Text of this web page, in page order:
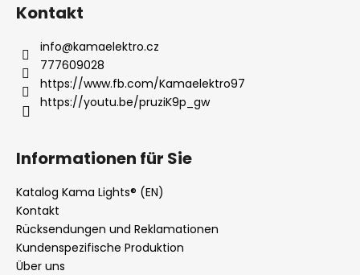
Kontakt
info@kamaelektro.cz
777609028
https://www.fb.com/Kamaelektro97
https://youtu.be/pruziK9p_gw
Informationen für Sie
Katalog Kama Lights® (EN)
Kontakt
Rücksendungen und Reklamationen
Kundenspezifische Produktion
Über uns